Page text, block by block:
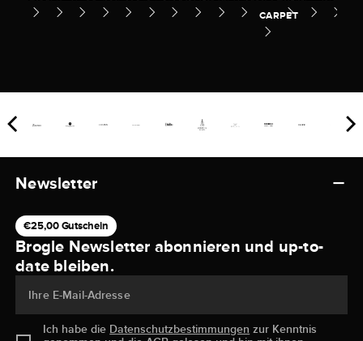
CARPET
Newsletter
€25,00 Gutschein
Brogle Newsletter abonnieren und up-to-
date bleiben.
Ihre E-Mail-Adresse
Ich habe die Datenschutzbestimmungen zur Kenntnis